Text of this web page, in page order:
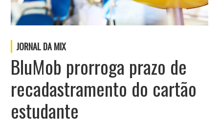
JORNAL DA MIX
BluMob prorroga prazo de
recadastramento do cartão
estudante